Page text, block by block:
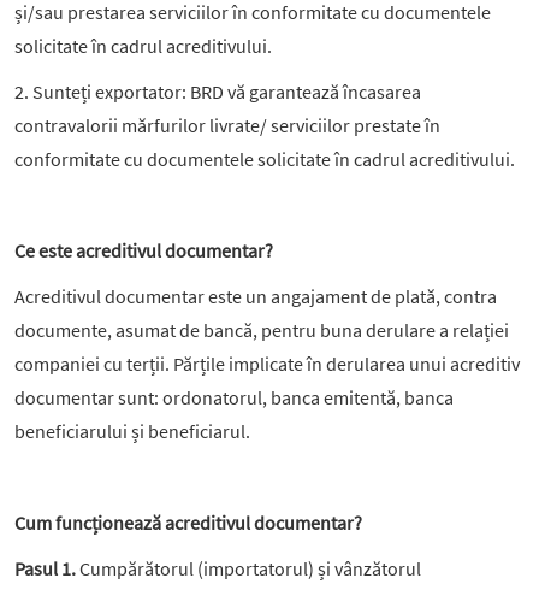
și/sau prestarea serviciilor în conformitate cu documentele
solicitate în cadrul acreditivului.
2. Sunteți exportator: BRD vă garantează încasarea
contravalorii mărfurilor livrate/ serviciilor prestate în
conformitate cu documentele solicitate în cadrul acreditivului.
Ce este acreditivul documentar?
Acreditivul documentar este un angajament de plată, contra
documente, asumat de bancă, pentru buna derulare a relației
companiei cu terții. Părțile implicate în derularea unui acreditiv
documentar sunt: ordonatorul, banca emitentă, banca
beneficiarului și beneficiarul.
Cum funcționează acreditivul documentar?
Pasul 1.Cumpărătorul (importatorul) și vânzătorul